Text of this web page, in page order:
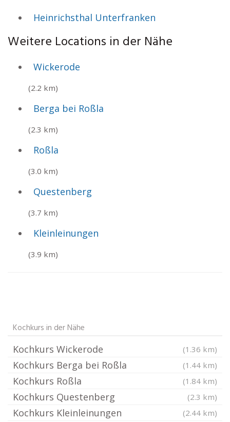
Heinrichsthal Unterfranken
Weitere Locations in der Nähe
Wickerode
(2.2 km)
Berga bei Roßla
(2.3 km)
Roßla
(3.0 km)
Questenberg
(3.7 km)
Kleinleinungen
(3.9 km)
Kochkurs in der Nähe
Kochkurs Wickerode (1.36 km)
Kochkurs Berga bei Roßla (1.44 km)
Kochkurs Roßla (1.84 km)
Kochkurs Questenberg (2.3 km)
Kochkurs Kleinleinungen (2.44 km)